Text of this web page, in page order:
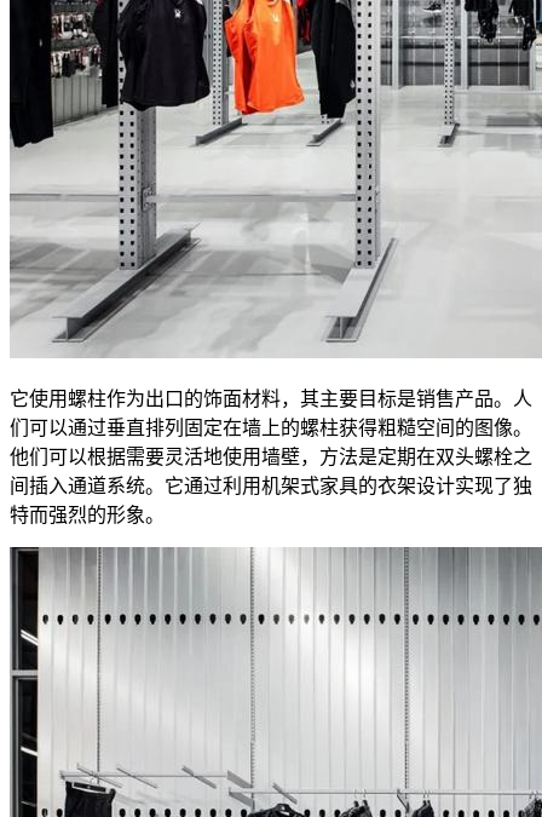
它使用螺柱作为出口的饰面材料，其主要目标是销售产品。人
们可以通过垂直排列固定在墙上的螺柱获得粗糙空间的图像。
他们可以根据需要灵活地使用墙壁，方法是定期在双头螺栓之
间插入通道系统。它通过利用机架式家具的衣架设计实现了独
特而强烈的形象。